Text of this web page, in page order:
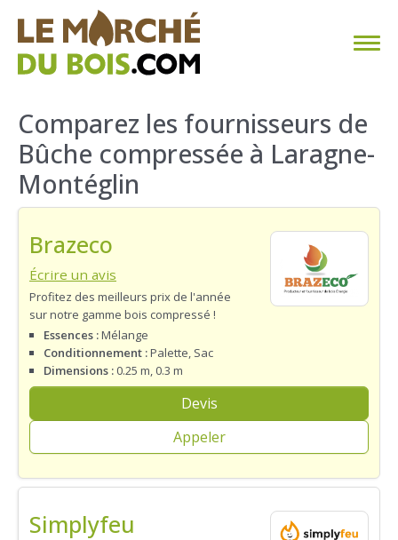
CHAUFFAGE AU BOIS
FAQ
CALCULER SA CONSOMMATION
TROUVER SON FOURNISSEUR
BLOG
ESPACE PRO
Comparez les fournisseurs de
Bûche compressée à Laragne-
Montéglin
Brazeco
Écrire un avis
Profitez des meilleurs prix de l'année
sur notre gamme bois compressé !
Essences :Mélange
Conditionnement :Palette, Sac
Dimensions : 0.25 m, 0.3 m
Devis
Appeler
Simplyfeu